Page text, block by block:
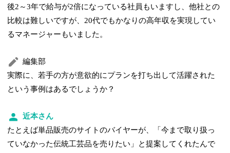
後2～3年で給与が2倍になっている社員もいますし、他社との
比較は難しいですが、20代でもかなりの高年収を実現してい
るマネージャーもいました。
編集部
実際に、若手の方が意欲的にプランを打ち出して活躍された
という事例はあるでしょうか？
近本さん
たとえば単品販売のサイトのバイヤーが、「今まで取り扱っ
ていなかった伝統工芸品を売りたい」と提案してくれたんで